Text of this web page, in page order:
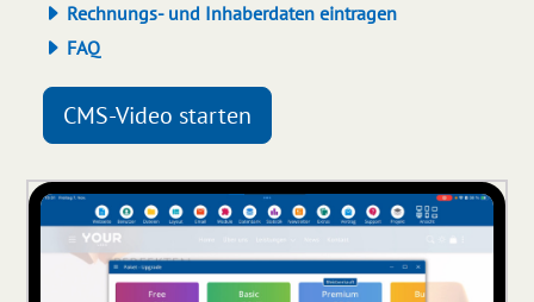
Rechnungs- und Inhaberdaten eintragen
FAQ
CMS-Video starten